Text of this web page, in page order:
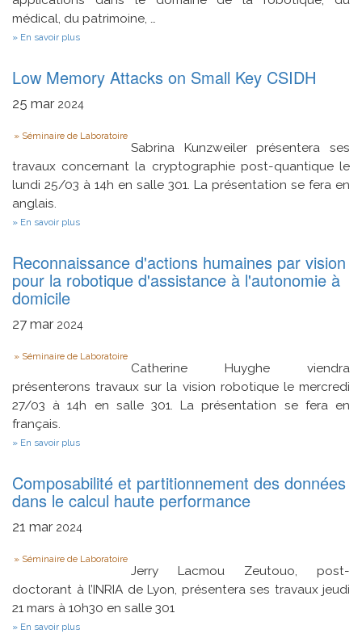
médical, du patrimoine, …
En savoir plus
de
nuages
de
nuages
points
features,
ICP
Low Memory Attacks on Small Key CSIDH
25 mar2024
Type
Séminaire de Laboratoire
Sabrina Kunzweiler présentera ses
travaux concernant la cryptographie post-quantique le
lundi 25/03 à 14h en salle 301. La présentation se fera en
anglais.
En savoir plus
Attacks
on
Small
Reconnaissance d'actions humaines par vision
pour la robotique d'assistance à l'autonomie à
domicile
27 mar2024
Type
Séminaire de Laboratoire
Catherine Huyghe viendra
présenterons travaux sur la vision robotique le mercredi
27/03 à 14h en salle 301. La présentation se fera en
français.
En savoir plus
humaines
par
vision
la
d'assistance
l'autonomie
à
domicile
Composabilité et partitionnement des données
dans le calcul haute performance
21 mar2024
Type
Séminaire de Laboratoire
Jerry Lacmou Zeutouo, post-
doctorant à l’INRIA de Lyon, présentera ses travaux jeudi
21 mars à 10h30 en salle 301
En savoir plus